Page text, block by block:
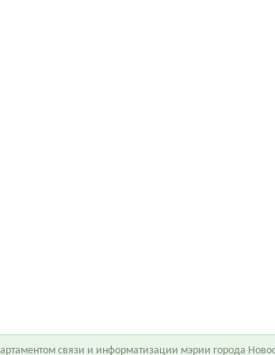
связи и информатизации мэрии города